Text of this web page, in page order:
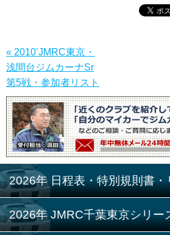
« 2010’JMRC東京・
浅間台ジムカーナSr
第5戦・参加者リスト
2026年 日程表・特別規則書・
2026年 JMRC千葉東京シリー